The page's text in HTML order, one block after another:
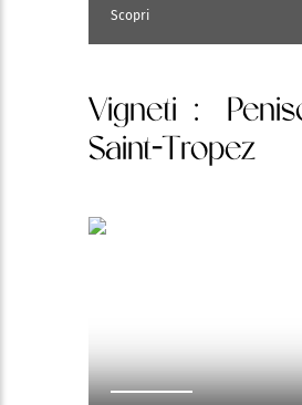
Scopri
Vigneti :
Saint-Tropez